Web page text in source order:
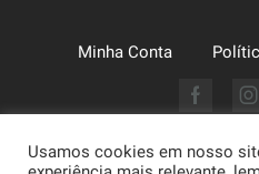
Minha Conta
Katuka Comércio LTDA
Usamos cookies em nosso